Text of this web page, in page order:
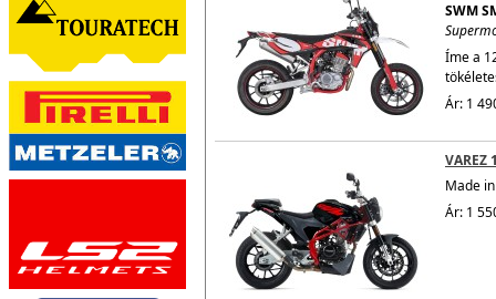
SWM
Íme a
Ár: 1
VAREZ
Made
Ár: 1